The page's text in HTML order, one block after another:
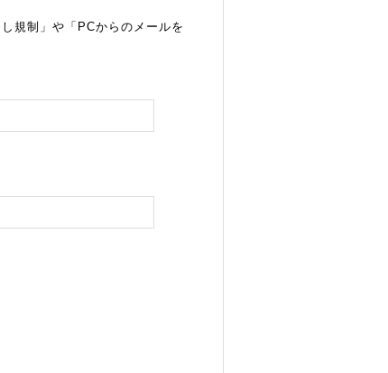
規制」や「PCからのメールを